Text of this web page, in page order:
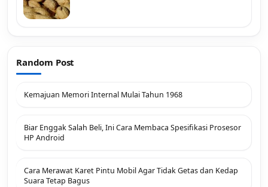
Random Post
Kemajuan Memori Internal Mulai Tahun 1968
Biar Enggak Salah Beli, Ini Cara Membaca Spesifikasi Prosesor
HP Android
Cara Merawat Karet Pintu Mobil Agar Tidak Getas dan Kedap
Suara Tetap Bagus